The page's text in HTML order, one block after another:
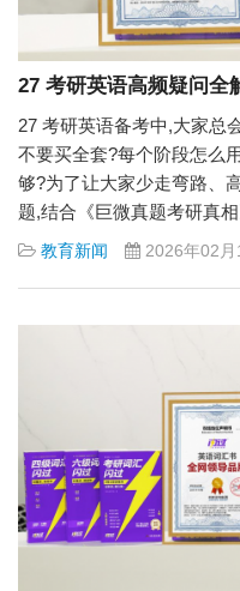
27 考研英语高频疑问全
27 考研英语备考中,大家总
不要买全套?每个阶段怎么
够?为了让大家少走弯路、
题,结合《巨微真题考研真
教育新闻 2026年02月